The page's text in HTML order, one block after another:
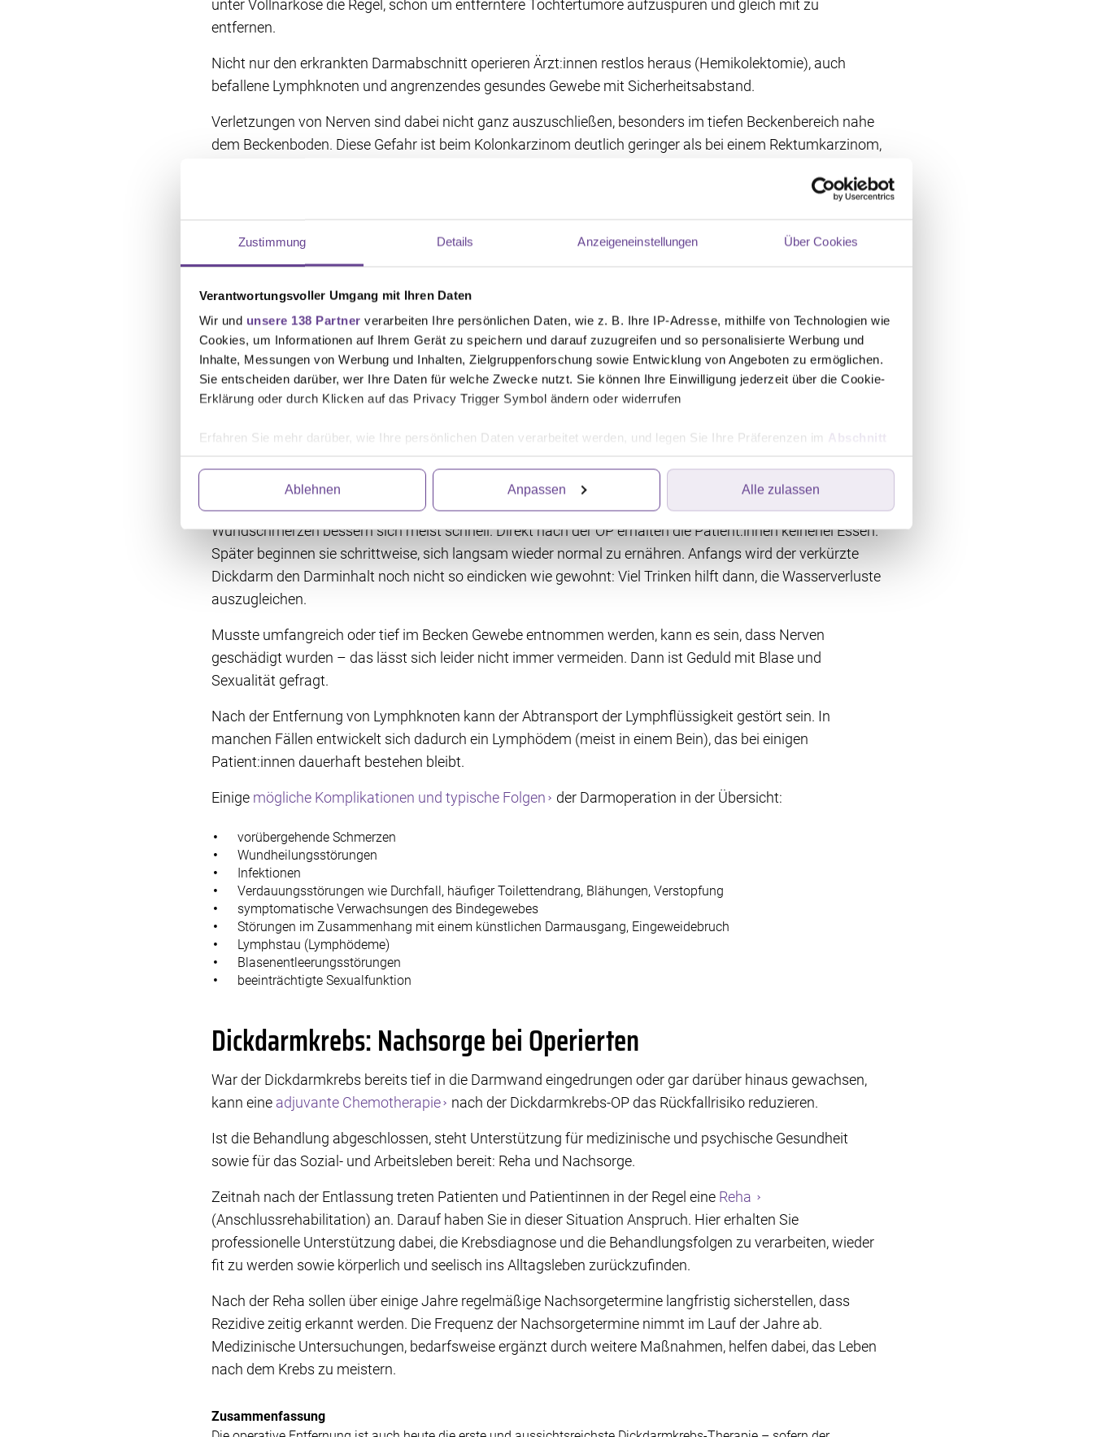
Zustimmung Details Anzeigeneinstellungen Über Cookies
Verantwortungsvoller Umgang mit Ihren Daten
Wir und unsere 138 Partner verarbeiten Ihre persönlichen Daten, wie z. B. Ihre IP-Adresse, mithilfe von Technologien wie
Cookies, um Informationen auf Ihrem Gerät zu speichern und darauf zuzugreifen und so personalisierte Werbung und
Inhalte, Messungen von Werbung und Inhalten, Zielgruppenforschung sowie Entwicklung von Angeboten zu ermöglichen.
Sie entscheiden darüber, wer Ihre Daten für welche Zwecke nutzt. Sie können Ihre Einwilligung jederzeit über die Cookie-
Erklärung oder durch Klicken auf das Privacy Trigger Symbol ändern oder widerrufen
Erfahren Sie mehr darüber, wie Ihre persönlichen Daten verarbeitet werden, und legen Sie Ihre Präferenzen im Abschnitt
Wir verwenden Dienste von Drittanbietern, die Informationen im Endgerät eines Seitenbesuchers speichern oder dort
abrufen. Anschließend verarbeiten wir die Informationen weiter. Dies alles hilft uns, unsere Website optimal zu gestalten
und fortlaufend zu verbessern. Für die Speicherung, den Abruf und die Verarbeitung benötigen wir Ihre Einwilligung. Ihre
Einwilligung können Sie mit Wirkung für die Zukunft widerrufen, indem Sie auf das runde Icon in der linken unteren Ecke
klicken. Weitere Informationen finden Sie in unserer Datenschutzerklärung.
Ablehnen Anpassen Alle zulassen
unter Vollnarkose die Regel, schon um entferntere Tochtertumore aufzuspüren und gleich mit zu
entfernen.
Nicht nur den erkrankten Darmabschnitt operieren Ärzt:innen restlos heraus (Hemikolektomie), auch
befallene Lymphknoten und angrenzendes gesundes Gewebe mit Sicherheitsabstand.
Verletzungen von Nerven sind dabei nicht ganz auszuschließen, besonders im tiefen Beckenbereich nahe
dem Beckenboden. Diese Gefahr ist beim Kolonkarzinom deutlich geringer als bei einem Rektumkarzinom,
Wird ein Stück Darm entfernt, verbinden die Chirurg:innen die offenen Darmenden anschließend über eine
Rundum-Naht miteinander (Anastomose). Der Dickdarm ist nun wieder durchgängig, aber kürzer. Damit
die Darmnaht in Ruhe verheilen kann, wird manchmal die Darmpassage vorübergehend umgeleitet, indem
ein künstlicher Darmausgang (Stoma) gelegt wird. In den allermeisten Fällen wird dieser nach einiger Zeit
wieder zurückverlegt und die Öffnung in der Bauchdecke wieder verschlossen.
Nach der Kolonkarzinom-OP: Klinikaufenthalt und häufige
Beschwerden
bleiben, der Darm gut verheilt und sich die Verdauung umstellt. Den Umgang mit einem Stoma, ob
kurzfristig oder dauerhaft, lernen Patienten und Patientinnen bereits im Krankenhaus.
Wundschmerzen bessern sich meist schnell. Direkt nach der OP erhalten die Patient:innen keinerlei Essen.
Später beginnen sie schrittweise, sich langsam wieder normal zu ernähren. Anfangs wird der verkürzte
Dickdarm den Darminhalt noch nicht so eindicken wie gewohnt: Viel Trinken hilft dann, die Wasserverluste
auszugleichen.
Musste umfangreich oder tief im Becken Gewebe entnommen werden, kann es sein, dass Nerven
geschädigt wurden – das lässt sich leider nicht immer vermeiden. Dann ist Geduld mit Blase und
Sexualität gefragt.
Nach der Entfernung von Lymphknoten kann der Abtransport der Lymphflüssigkeit gestört sein. In
manchen Fällen entwickelt sich dadurch ein Lymphödem (meist in einem Bein), das bei einigen
Patient:innen dauerhaft bestehen bleibt.
Einige mögliche Komplikationen und typische Folgen der Darmoperation in der Übersicht:
vorübergehende Schmerzen
Wundheilungsstörungen
Infektionen
Verdauungsstörungen wie Durchfall, häufiger Toilettendrang, Blähungen, Verstopfung
symptomatische Verwachsungen des Bindegewebes
Störungen im Zusammenhang mit einem künstlichen Darmausgang, Eingeweidebruch
Lymphstau (Lymphödeme)
Blasenentleerungsstörungen
beeinträchtigte Sexualfunktion
Dickdarmkrebs: Nachsorge bei Operierten
War der Dickdarmkrebs bereits tief in die Darmwand eingedrungen oder gar darüber hinaus gewachsen,
kann eine adjuvante Chemotherapie nach der Dickdarmkrebs-OP das Rückfallrisiko reduzieren.
Ist die Behandlung abgeschlossen, steht Unterstützung für medizinische und psychische Gesundheit
sowie für das Sozial- und Arbeitsleben bereit: Reha und Nachsorge.
Zeitnah nach der Entlassung treten Patienten und Patientinnen in der Regel eine Reha
(Anschlussrehabilitation) an. Darauf haben Sie in dieser Situation Anspruch. Hier erhalten Sie
professionelle Unterstützung dabei, die Krebsdiagnose und die Behandlungsfolgen zu verarbeiten, wieder
fit zu werden sowie körperlich und seelisch ins Alltagsleben zurückzufinden.
Nach der Reha sollen über einige Jahre regelmäßige Nachsorgetermine langfristig sicherstellen, dass
Rezidive zeitig erkannt werden. Die Frequenz der Nachsorgetermine nimmt im Lauf der Jahre ab.
Medizinische Untersuchungen, bedarfsweise ergänzt durch weitere Maßnahmen, helfen dabei, das Leben
nach dem Krebs zu meistern.
Zusammenfassung